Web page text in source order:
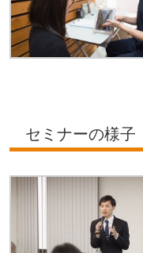
セミナーの様子